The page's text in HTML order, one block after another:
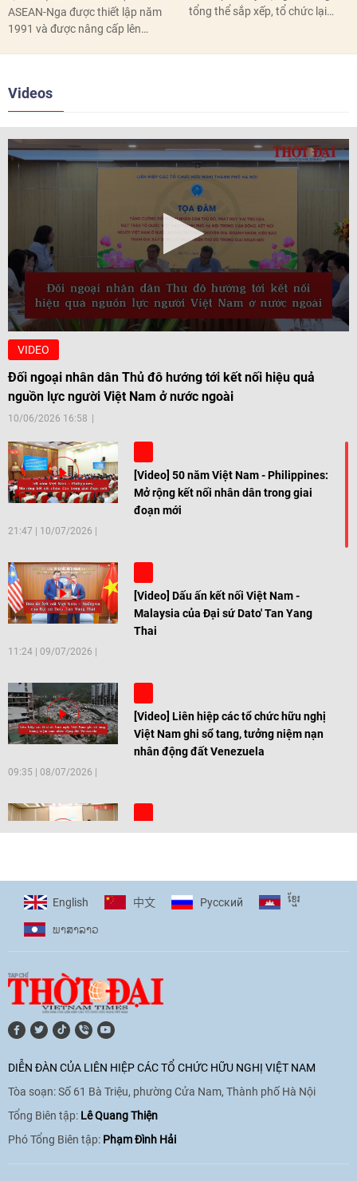
ASEAN-Nga được thiết lập năm
1991 và được nâng cấp lên
2010, 2016, 2018, 2021.
tổng thể sắp xếp, tổ chức lại
Videos
VIDEO
Đối ngoại nhân dân Thủ đô hướng tới kết nối hiệu quả
nguồn lực người Việt Nam ở nước ngoài
10/06/2026 16:58
[Video] 50 năm Việt Nam - Philippines:
Mở rộng kết nối nhân dân trong giai
đoạn mới
21:47 | 10/07/2026
[Video] Dấu ấn kết nối Việt Nam -
Malaysia của Đại sứ Dato' Tan Yang
Thai
11:24 | 09/07/2026
[Video] Liên hiệp các tổ chức hữu nghị
Việt Nam ghi sổ tang, tưởng niệm nạn
nhân động đất Venezuela
09:35 | 08/07/2026
[Video] Trẻ em Đông Á cùng kiến tạo
11:10|17/06/2026
hòa bình, hữu nghị giữa các dân tộc"
cho Đại sứ Hungary tại Việt Nam
17:25|13/06/2026
English 中文 Pусский ខ្មែរ
ພາ​ສາ​ລາວ
DIỄN ĐÀN CỦA LIÊN HIỆP CÁC TỔ CHỨC HỮU NGHỊ VIỆT NAM
Tòa soạn: Số 61 Bà Triệu, phường Cửa Nam, Thành phố Hà Nội
Tổng Biên tập: Lê Quang Thiện
Phó Tổng Biên tập: Phạm Đình Hải